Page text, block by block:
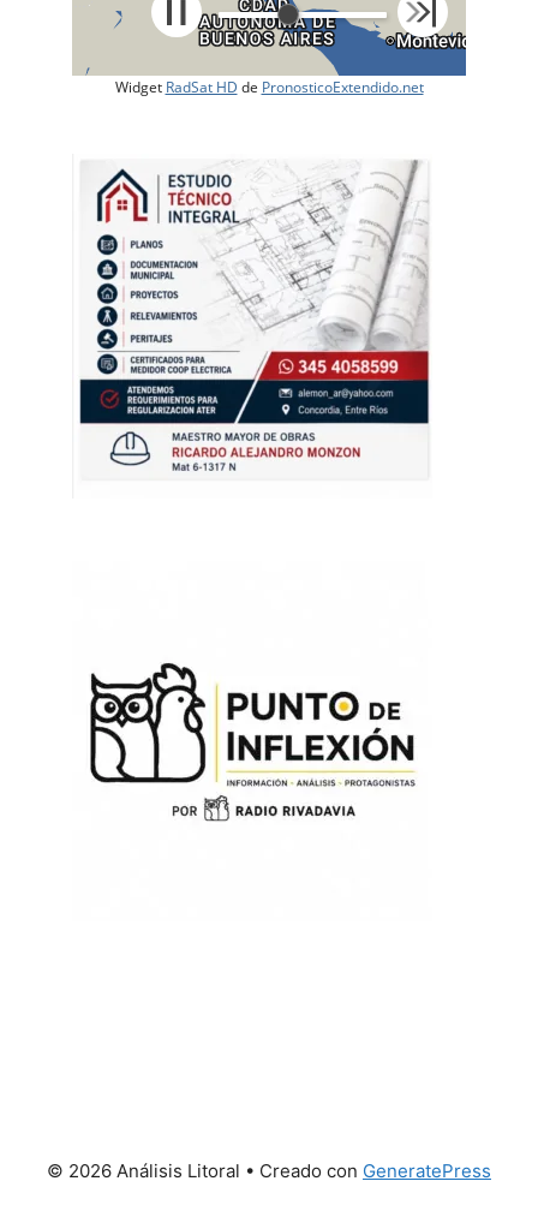
Widget RadSat HD de PronosticoExtendido.net
© 2026 Análisis Litoral • Creado con GeneratePress